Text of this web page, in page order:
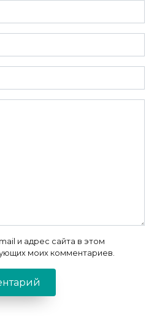
и адрес сайта в этом
моих комментариев.